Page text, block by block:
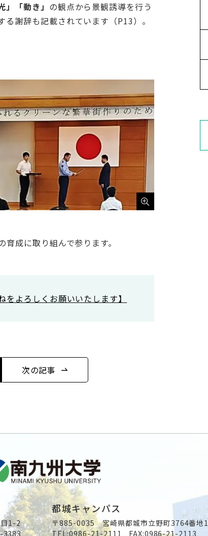
」「動き」 の観点から景観誘導を行う
る謝辞も記載されています（P13）。
成に取り組んで参ります。
よろしくお願いいたします】
次の記事
1-2
3383
都城キャンパス
〒885-0035 宮崎県都城市立野町3764番地1
TEL:0986-21-2111 FAX:0986-21-2113